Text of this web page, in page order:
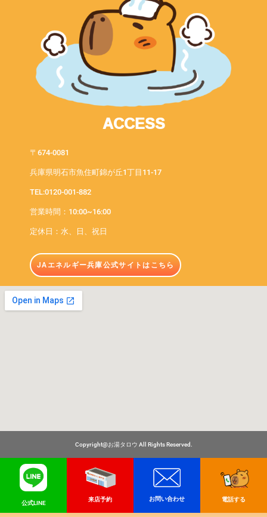
ACCESS
〒674-0081
兵庫県明石市魚住町錦が丘1丁目11-17
TEL:0120-001-882
営業時間：10:00~16:00
定休日：水、日、祝日
JAエネルギー兵庫公式サイトはこちら
Copyright@お湯タロウ All Rights Reserved.
公式LINE
来店予約 お問い合わせ 電話する